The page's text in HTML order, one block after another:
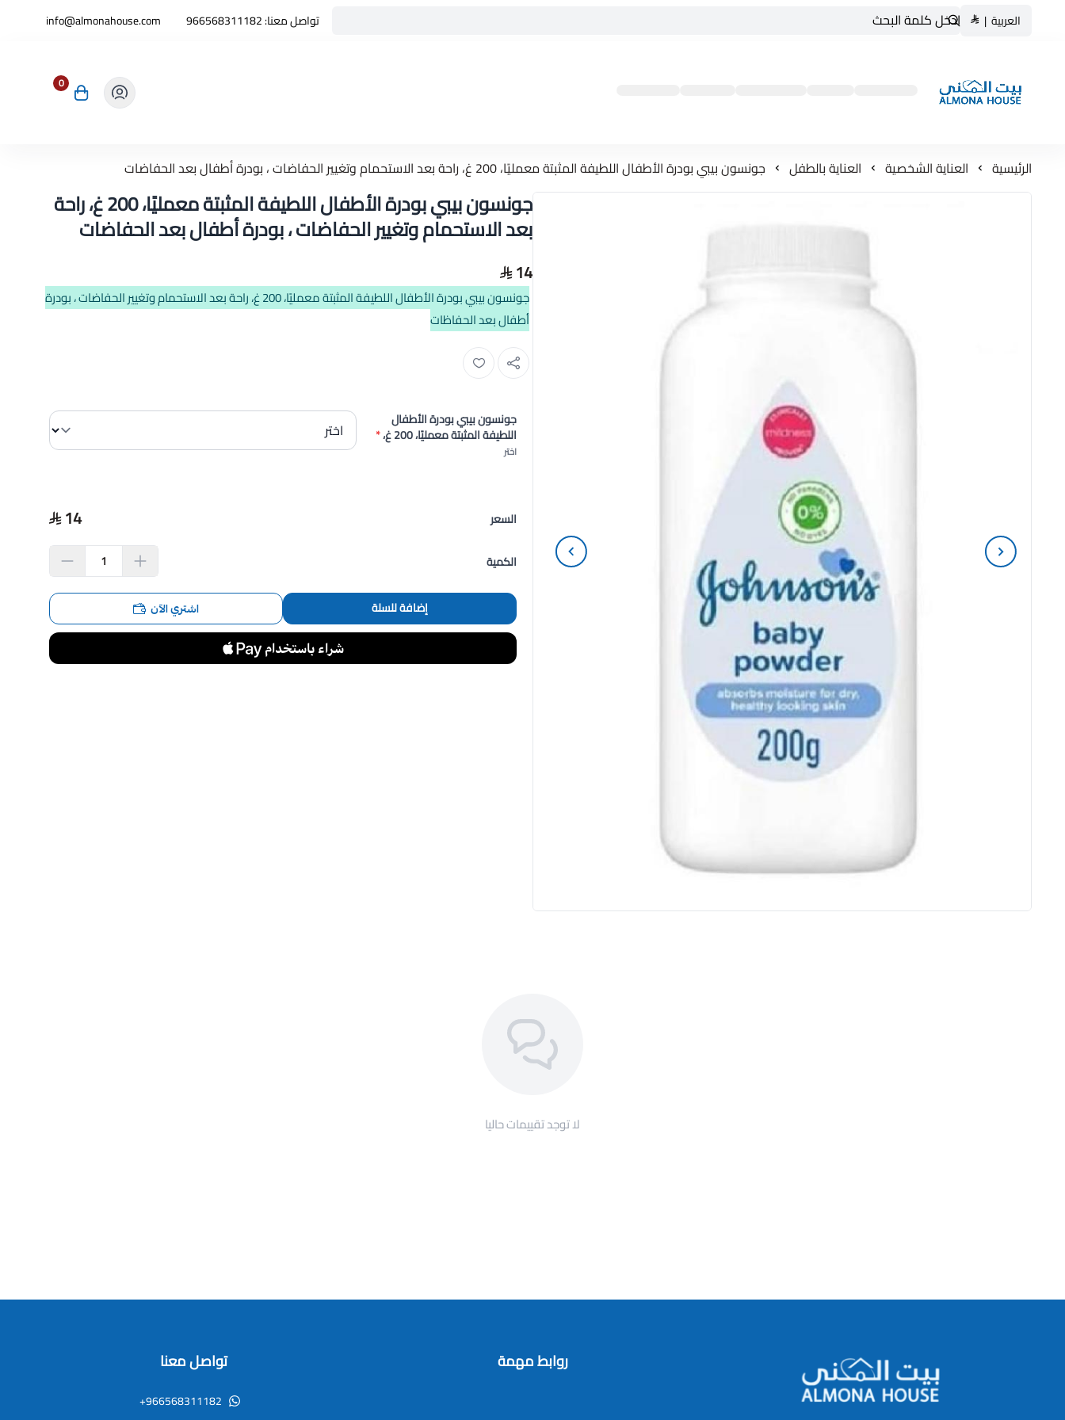
العربية | تواصل معنا:966568311182
info@almonahouse.com
بيت المنى ALMONA HOUSE
0
الرئيسية العناية الشخصية العناية بالطفل جونسون بيبي بودرة الأطفال اللطيفة المثبتة معمليًا، 200 غ، راحة بعد الاستحمام وتغيير الحفاضات ، بودرة أطفال بعد الحفاضات
جونسون بيبي بودرة الأطفال اللطيفة المثبتة معمليًا، 200 غ، راحة
بعد الاستحمام وتغيير الحفاضات ، بودرة أطفال بعد الحفاضات
14
جونسون بيبي بودرة الأطفال اللطيفة المثبتة معمليًا، 200 غ، راحة بعد الاستحمام وتغيير الحفاضات ، بودرة
أطفال بعد الحفاظات
جونسون بيبي بودرة الأطفال
اللطيفة المثبتة معمليًا، 200 غ، *
اختر
السعر 14
الكمية
إضافة للسلة اشتري الآن
لا توجد تقييمات حاليا
روابط مهمة تواصل معنا
+966568311182